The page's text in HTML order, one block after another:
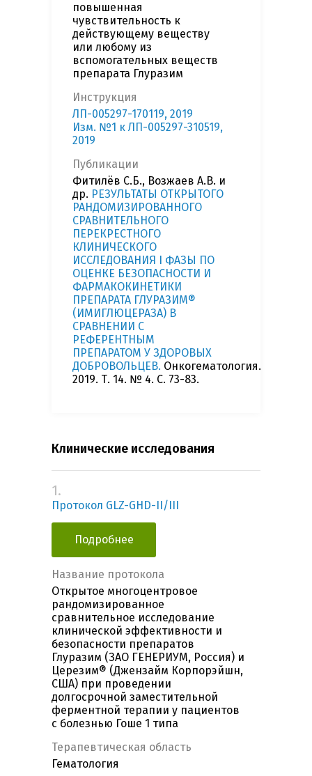
повышенная
чувствительность к
действующему веществу
или любому из
вспомогательных веществ
препарата Глуразим
Инструкция
ЛП-005297-170119, 2019
Изм. №1 к ЛП-005297-310519,
2019
Публикации
Фитилёв С.Б., Возжаев А.В. и
др. РЕЗУЛЬТАТЫ ОТКРЫТОГО
РАНДОМИЗИРОВАННОГО
СРАВНИТЕЛЬНОГО
ПЕРЕКРЕСТНОГО
КЛИНИЧЕСКОГО
ИССЛЕДОВАНИЯ I ФАЗЫ ПО
ОЦЕНКЕ БЕЗОПАСНОСТИ И
ФАРМАКОКИНЕТИКИ
ПРЕПАРАТА ГЛУРАЗИМ®
(ИМИГЛЮЦЕРАЗА) В
СРАВНЕНИИ С
РЕФЕРЕНТНЫМ
ПРЕПАРАТОМ У ЗДОРОВЫХ
ДОБРОВОЛЬЦЕВ. Онкогематология.
2019. Т. 14. № 4. С. 73-83.
Клинические исследования
1.
Протокол GLZ-GHD-II/III
Подробнее
Название протокола
Открытое многоцентровое
рандомизированное
сравнительное исследование
клинической эффективности и
безопасности препаратов
Глуразим (ЗАО ГЕНЕРИУМ, Россия) и
Церезим® (Джензайм Корпорэйшн,
США) при проведении
долгосрочной заместительной
ферментной терапии у пациентов
с болезнью Гоше 1 типа
Терапевтическая область
Гематология